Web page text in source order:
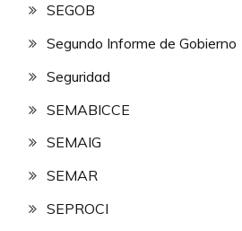
SEGOB
Segundo Informe de Gobierno
Seguridad
SEMABICCE
SEMAIG
SEMAR
SEPROCI